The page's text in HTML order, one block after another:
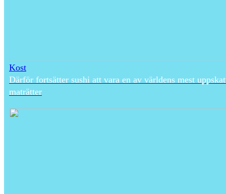
Kost
Därför fortsätter sushi att vara en av världens mest
maträtter